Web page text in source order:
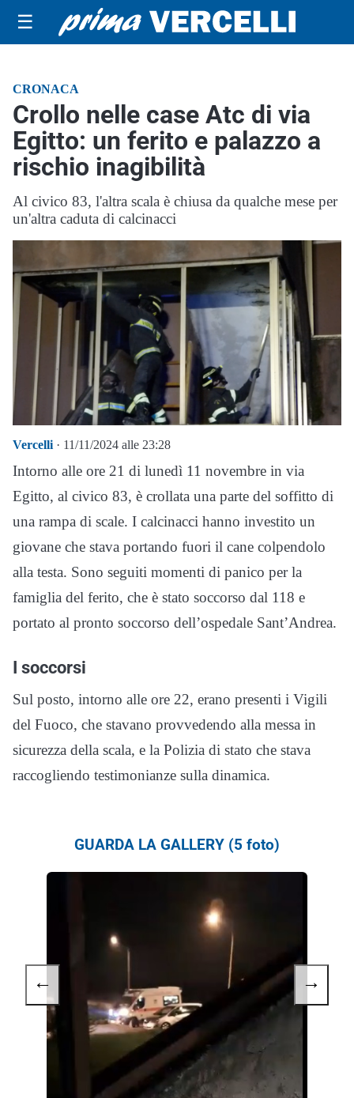
☰
CRONACA
Crollo nelle case Atc di via
Egitto: un ferito e palazzo a
rischio inagibilità
Al civico 83, l'altra scala è chiusa da qualche mese per
un'altra caduta di calcinacci
Vercelli · 11/11/2024 alle 23:28
Intorno alle ore 21 di lunedì 11 novembre in via
Egitto, al civico 83, è crollata una parte del soffitto di
una rampa di scale. I calcinacci hanno investito un
giovane che stava portando fuori il cane colpendolo
alla testa. Sono seguiti momenti di panico per la
famiglia del ferito, che è stato soccorso dal 118 e
portato al pronto soccorso dell’ospedale Sant’Andrea.
I soccorsi
Sul posto, intorno alle ore 22, erano presenti i Vigili
del Fuoco, che stavano provvedendo alla messa in
sicurezza della scala, e la Polizia di stato che stava
raccogliendo testimonianze sulla dinamica.
GUARDA LA GALLERY (5 foto)
← →